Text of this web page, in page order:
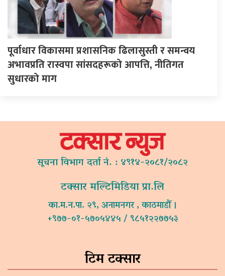
पूर्वाधार विकासमा प्रशासनिक ढिलासुस्ती र समन्वय
अभावप्रति रास्वपा सांसदहरूको आपत्ति, नीतिगत
सुधारको माग
सूचना विभाग दर्ता नं. : ४९१४-२०८१/२०८२
टक्सार मल्टिमिडिया प्रा.लि
का.म.न.पा. २९, अनामनगर , काठमाडौं ।
+९७७-०१-५७०५४४५ / ९८५१२२७७५३
टिम टक्सार